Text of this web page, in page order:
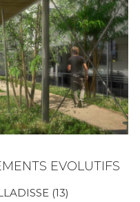
EVOLUTIFS
(13)